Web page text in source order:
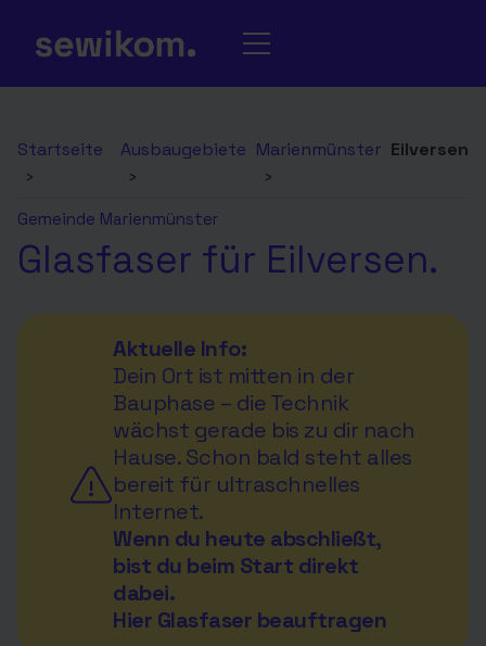
Startseite
›
Ausbaugebiete
›
Marienmünster
›
Eilversen
Gemeinde Marienmünster
Glasfaser für Eilversen.
Aktuelle Info:
Dein Ort ist mitten in der
Bauphase – die Technik
wächst gerade bis zu dir nach
Hause. Schon bald steht alles
bereit für ultraschnelles
Internet.
Wenn du heute abschließt,
bist du beim Start direkt
dabei.
Hier Glasfaser beauftragen